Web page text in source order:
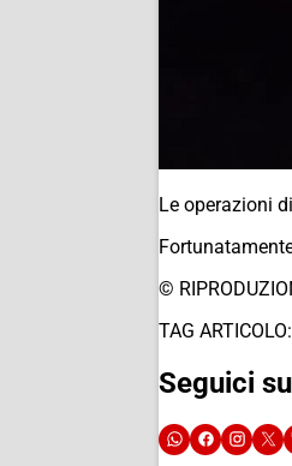
Le operazioni
©
TAG ARTICOLO:
Seguici su